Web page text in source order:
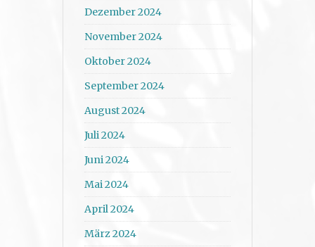
Dezember 2024
November 2024
Oktober 2024
September 2024
August 2024
Juli 2024
Juni 2024
Mai 2024
April 2024
März 2024